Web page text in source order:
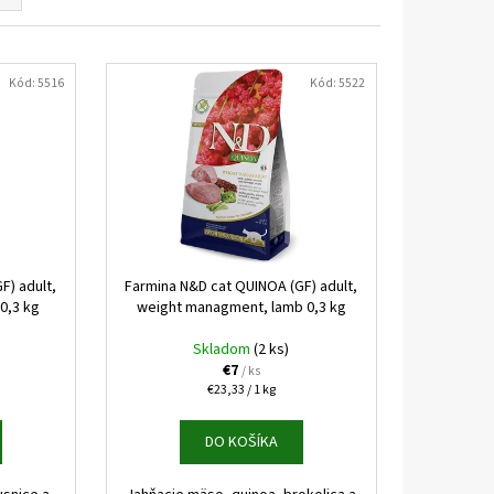
adult,
kg
Kód:5516
Farmina N&D cat QUINOA (GF) adult,
weight managment, lamb 0,3 kg
Skladom(2 ks)
€7/ ks
Jednotková
€23,33 / 1 kg
DO KOŠÍKA
Kód:5522